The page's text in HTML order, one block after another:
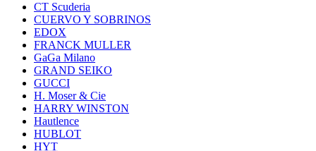
CT Scuderia
CUERVO Y SOBRINOS
EDOX
FRANCK MULLER
GaGa Milano
GRAND SEIKO
GUCCI
H. Moser & Cie
HARRY WINSTON
Hautlence
HUBLOT
HYT